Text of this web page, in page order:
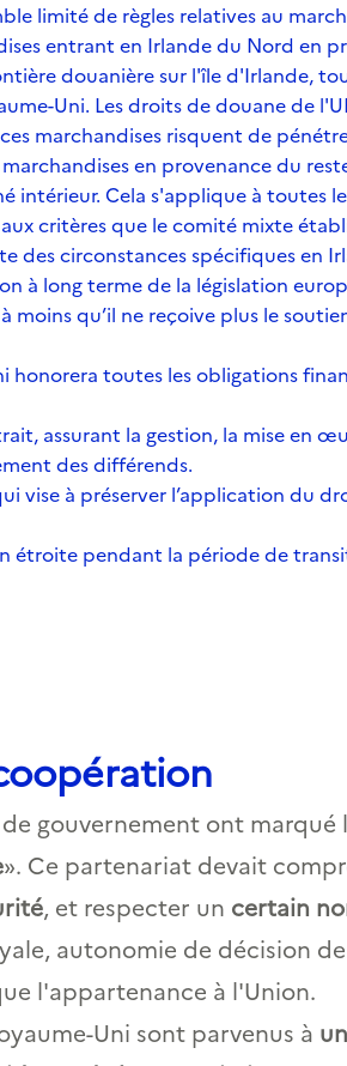
limité de règles relatives au
entrant en Irlande du Nord en
douanière sur l'île d'Irlande,
Uni. Les droits de douane de
marchandises risquent de
en provenance du
intérieur. Cela s'applique à toutes
critères que le comité mixte
des circonstances spécifiques en
à long terme de la législation
qu’il ne reçoive plus le
honorera toutes les obligations
assurant la gestion, la mise en
des différends.
vise à préserver l’application du
étroite pendant la période de
gouvernement ont marqué
». Ce partenariat devait
, et respecter un certain
autonomie de décision
l'appartenance à l'Union.
Uni sont parvenus à